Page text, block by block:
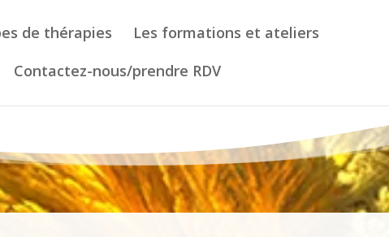
de thérapies
Les formations et ateliers
Contactez-nous/prendre RDV